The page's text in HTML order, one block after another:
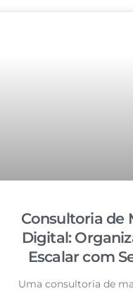
Consultoria de
Digital:
Escalar com
Uma consultoria de